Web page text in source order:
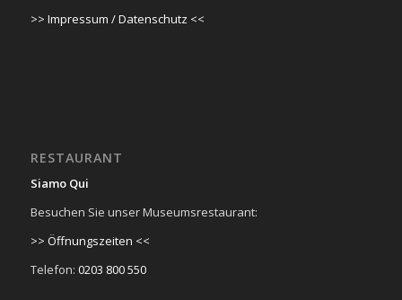
>> Impressum / Datenschutz <<
RESTAURANT
Siamo Qui
Besuchen Sie unser Museumsrestaurant:
>> Öffnungszeiten <<
Telefon: 0203 800 550